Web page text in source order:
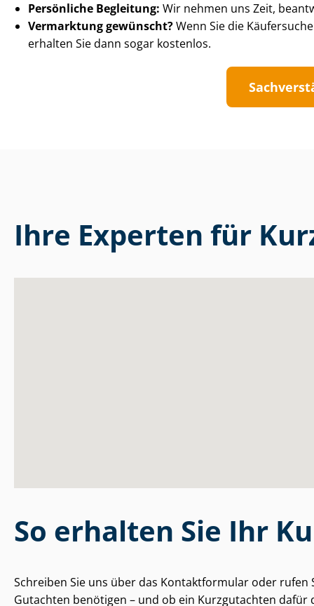
Persönliche Begleitung: Wir nehmen uns Zeit,
Vermarktung gewünscht?Wenn Sie die
erhalten Sie dann sogar kostenlos.
Ihre Experten für
So erhalten Sie Ihr
Schreiben Sie uns über das Kontaktformular oder
Gutachten benötigen – und ob ein Kurzgutachten